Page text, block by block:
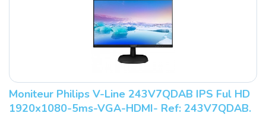
Moniteur Philips V-Line 243V7QDAB IPS Ful HD
1920x1080-5ms-VGA-HDMI- Ref: 243V7QDAB.